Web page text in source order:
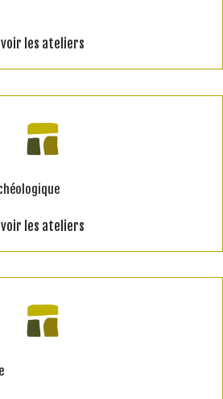
voir les ateliers
voir les ateliers